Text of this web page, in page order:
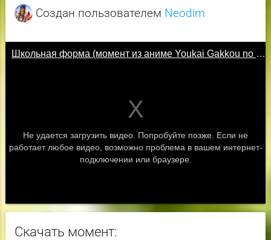
Создан пользователем Neodim
Скачать момент: